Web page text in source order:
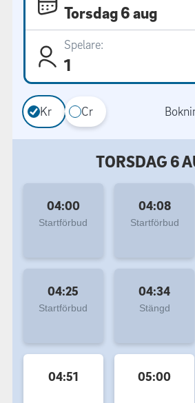
Torsdag 6 aug
Spelare:
1
Kr Cr
TORSDAG 6
04:00
Startförbud
04:08
Startförbud
04:25
Startförbud
04:34
Stängd
04:51 05:00